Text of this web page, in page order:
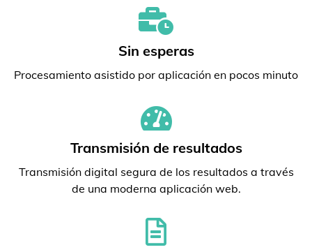
Sin esperas
Procesamiento asistido por aplicación en pocos minuto
Transmisión de resultados
Transmisión digital segura de los resultados a través
de una moderna aplicación web.